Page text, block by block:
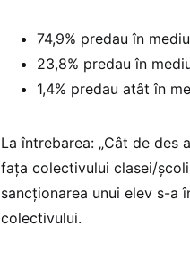
74,9% predau în
23,8% predau în
1,4% predau atât în
La întrebarea: „Cât de
fața colectivului clasei/
sancționarea unui elev s-a
colectivului.